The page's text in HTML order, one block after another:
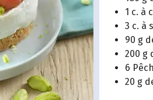
1 c. à
3 c. à
90 g
200 g
6
20 g